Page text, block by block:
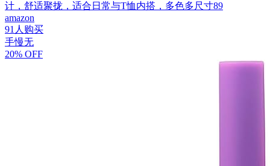
计，舒适聚拢，适合日常与T恤内搭，多色多尺寸89
amazon
91人购买
手慢无
20% OFF